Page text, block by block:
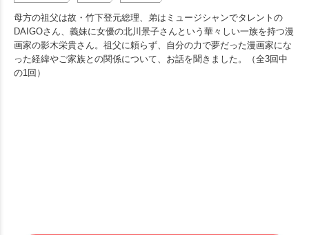
母方の祖父は故・竹下登元総理、弟はミュージシャンでタレントの
DAIGOさん、義妹に女優の北川景子さんという華々しい一族を持つ漫
画家の影木栄貴さん。祖父に頼らず、自分の力で夢だった漫画家にな
った経緯やご家族との関係について、お話を聞きました。（全3回中
の1回）